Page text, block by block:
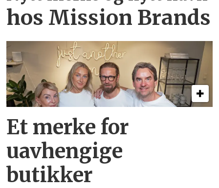
hos Mission Brands
Et merke for
uavhengige
butikker